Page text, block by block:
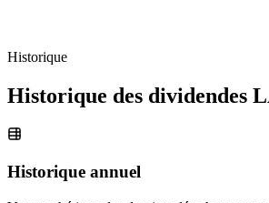
Historique
Historique des dividendes
Historique annuel